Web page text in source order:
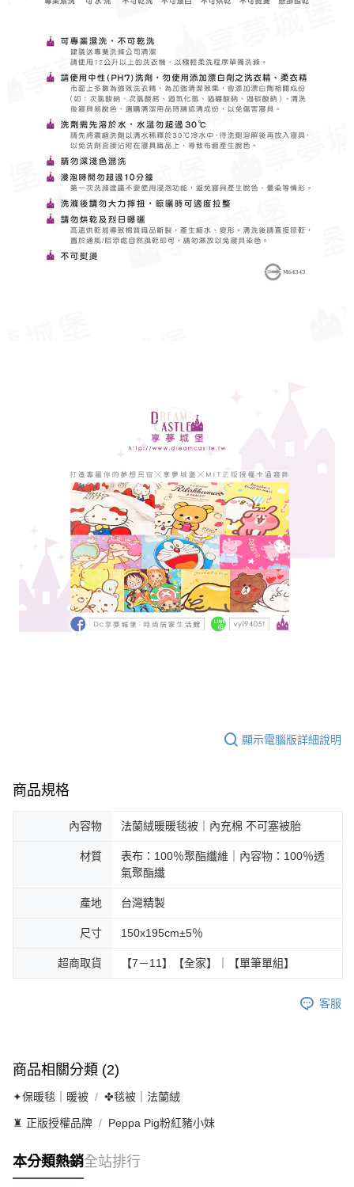
顯示電腦版詳細說明
商品規格
內容物 法蘭絨暖暖毯被｜內充棉 不可塞被胎
材質
表布：100％聚酯纖維｜內容物：100％透
氣聚酯纖
產地 台灣精製
尺寸 150x195cm±5％
超商取貨 【7－11】【全家】｜【單筆單組】
客服
商品相關分類 (2)
✦保暖毯｜暖被 ✤毯被｜法蘭絨
♜ 正版授權品牌 Peppa Pig粉紅豬小妹
本分類熱銷全站排行